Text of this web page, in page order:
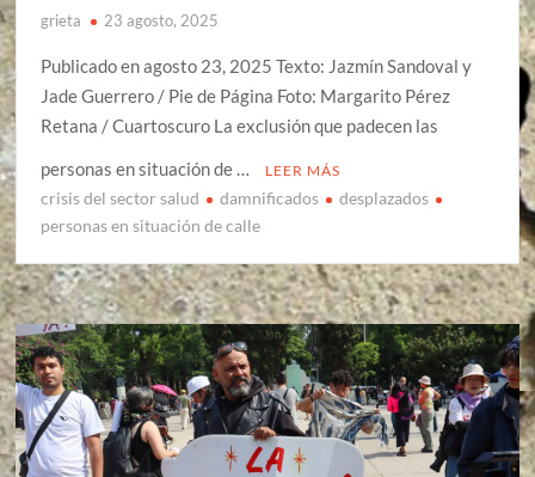
grieta 23 agosto, 2025
Publicado en agosto 23, 2025 Texto: Jazmín Sandoval y
Jade Guerrero / Pie de Página Foto: Margarito Pérez
Retana / Cuartoscuro La exclusión que padecen las
personas en situación de …
LEER MÁS
crisis del sector salud damnificados
desplazados
personas en situación de calle